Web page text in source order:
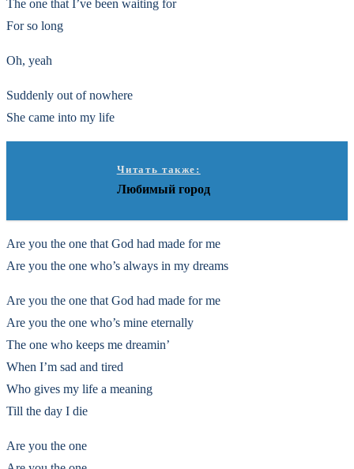
The one that I’ve been waiting for
For so long
Oh, yeah
Suddenly out of nowhere
She came into my life
Читать также:
Любимый город
Are you the one that God had made for me
Are you the one who’s always in my dreams
Are you the one that God had made for me
Are you the one who’s mine eternally
The one who keeps me dreamin’
When I’m sad and tired
Who gives my life a meaning
Till the day I die
Are you the one